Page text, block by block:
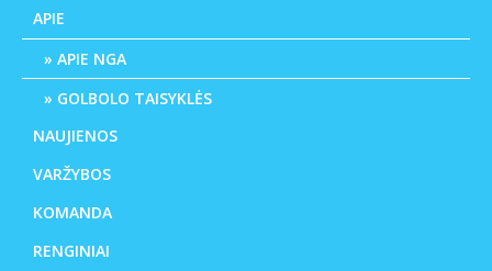
APIE
APIE NGA
GOLBOLO TAISYKLĖS
NAUJIENOS
VARŽYBOS
KOMANDA
RENGINIAI